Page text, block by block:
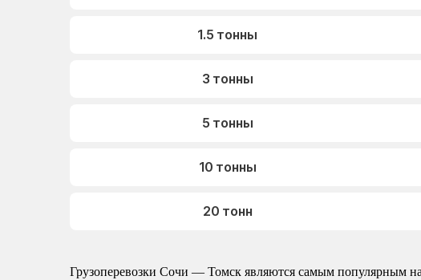
1.5 тонны
3 тонны
5 тонны
10 тонны
20 тонн
Грузоперевозки Сочи — Томск являются самым популярным